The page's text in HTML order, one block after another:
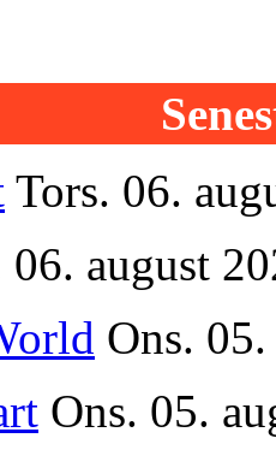
Tors. 06.
06. august
Ons.
Ons. 05.